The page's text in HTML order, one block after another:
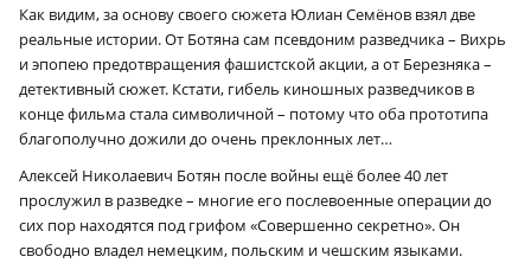
Как видим, за основу своего сюжета Юлиан Семёнов взял две
реальные истории. От Ботяна сам псевдоним разведчика – Вихрь
и эпопею предотвращения фашистской акции, а от Березняка –
детективный сюжет. Кстати, гибель киношных разведчиков в
конце фильма стала символичной – потому что оба прототипа
благополучно дожили до очень преклонных лет…
Алексей Николаевич Ботян после вой­ны ещё более 40 лет
прослужил в разведке – многие его послевоенные операции до
сих пор находятся под грифом «Совершенно секретно». Он
свободно владел немецким, польским и чешским языками.